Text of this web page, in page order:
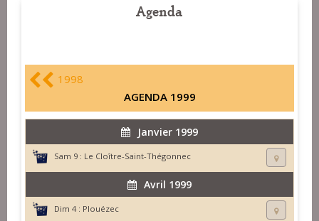
Agenda
1998
AGENDA 1999
Janvier 1999
Sam 9 : Le Cloître-Saint-Thégonnec
Avril 1999
Dim 4 : Plouézec